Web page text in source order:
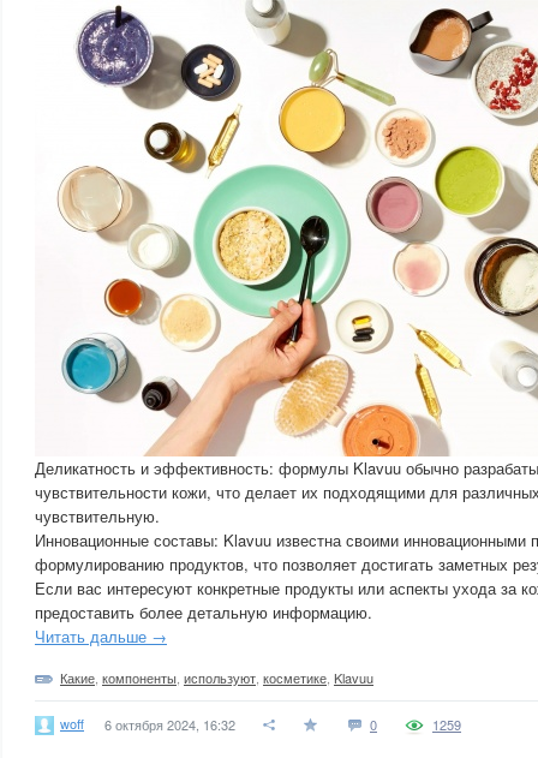
Деликатность и эффективность: формулы Klavuu обычно
чувствительности кожи, что делает их подходящими для
чувствительную.
Инновационные составы: Klavuu известна своими инновационными
формулированию продуктов, что позволяет достигать заметных
Если вас интересуют конкретные продукты или аспекты ухода за
предоставить более детальную информацию.
Читать дальше →
Какие компоненты используют косметике Klavuu
woff 6 октября 2024, 16:32 0 1259